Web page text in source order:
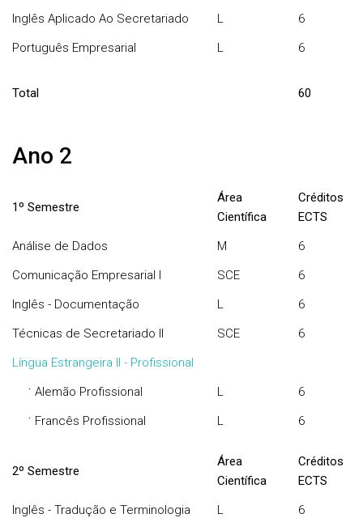
Inglês Aplicado Ao Secretariado
L
6
Português Empresarial
L 6
Total 60
Ano 2
1º Semestre
Área
Científica
Créditos
ECTS
Análise de Dados
M
6
Comunicação Empresarial I
SCE
6
Inglês - Documentação
L
6
Técnicas de Secretariado II
SCE
6
Língua Estrangeira II - Profissional
· Alemão Profissional L 6
· Francês Profissional L 6
2º Semestre
Área
Científica
Créditos
ECTS
Inglês - Tradução e Terminologia
L
6